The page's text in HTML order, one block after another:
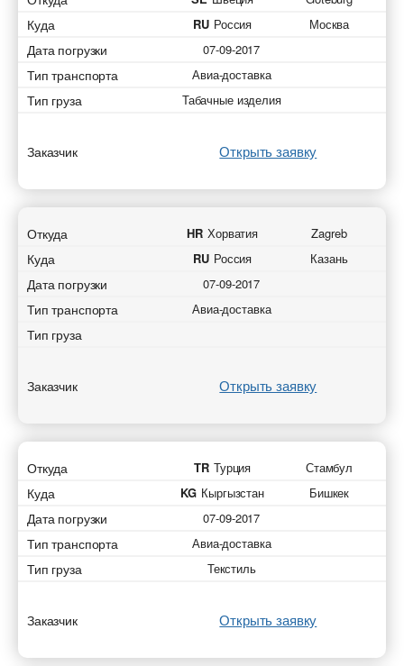
Куда RU Россия Москва
Дата погрузки 07-09-2017
Тип транспорта Авиа-доставка
Тип груза Табачные изделия
Заказчик Открыть заявку
Откуда HR Хорватия Zagreb
Куда RU Россия Казань
Дата погрузки 07-09-2017
Тип транспорта Авиа-доставка
Тип груза
Заказчик Открыть заявку
Откуда TR Турция Стамбул
Куда KG Кыргызстан Бишкек
Дата погрузки 07-09-2017
Тип транспорта Авиа-доставка
Тип груза Текстиль
Заказчик Открыть заявку